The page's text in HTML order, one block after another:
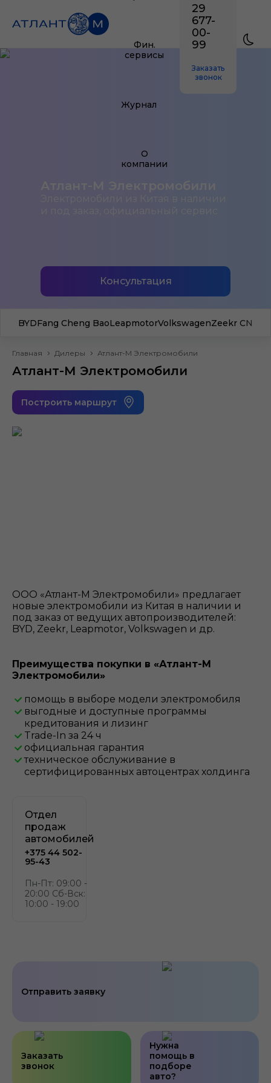
Фин.
сервисы
Журнал
О
компании
29
677-
00-
99
Заказать
звонок
Консультация
BYDFang Cheng BaoLeapmotorVolkswagenZeekr CN
Главная Дилеры Атлант-М Электромобили
Атлант-М Электромобили
Построить маршрут
ООО «Атлант-М Электромобили» предлагает
новые электромобили из Китая в наличии и
под заказ от ведущих автопроизводителей:
BYD, Zeekr, Leapmotor, Volkswagen и др.
Преимущества покупки в «Атлант-М
Электромобили»
помощь в выборе модели электромобиля
выгодные и доступные программы
кредитования и лизинг
Trade-In за 24 ч
официальная гарантия
техническое обслуживание в
сертифицированных автоцентрах холдинга
Отдел
продаж
автомобилей
+375 44 502-
95-43
Пн-Пт: 09:00 -
20:00 Сб-Вск:
10:00 - 19:00
Отправить заявку
Заказать
звонок
Нужна
помощь в
подборе
авто?